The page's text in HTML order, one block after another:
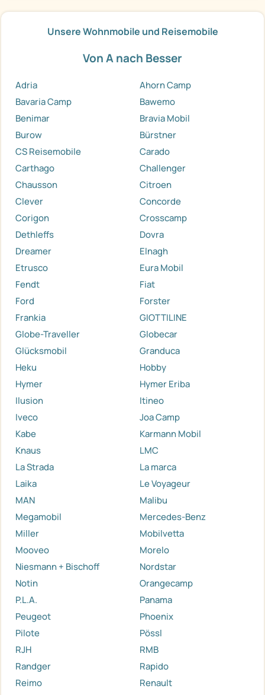
Unsere Wohnmobile und Reisemobile
Von A nach Besser
Adria
Ahorn Camp
Bavaria Camp
Bawemo
Benimar
Bravia Mobil
Burow
Bürstner
CS Reisemobile
Carado
Carthago
Challenger
Chausson
Citroen
Clever
Concorde
Corigon
Crosscamp
Dethleffs
Dovra
Dreamer
Elnagh
Etrusco
Eura Mobil
Fendt
Fiat
Ford
Forster
Frankia
GIOTTILINE
Globe-Traveller
Globecar
Glücksmobil
Granduca
Heku
Hobby
Hymer
Hymer Eriba
Ilusion
Itineo
Iveco
Joa Camp
Kabe
Karmann Mobil
Knaus
LMC
La Strada
La marca
Laika
Le Voyageur
MAN
Malibu
Megamobil
Mercedes-Benz
Miller
Mobilvetta
Mooveo
Morelo
Niesmann + Bischoff
Nordstar
Notin
Orangecamp
P.L.A.
Panama
Peugeot
Phoenix
Pilote
Pössl
RJH
RMB
Randger
Rapido
Reimo
Renault